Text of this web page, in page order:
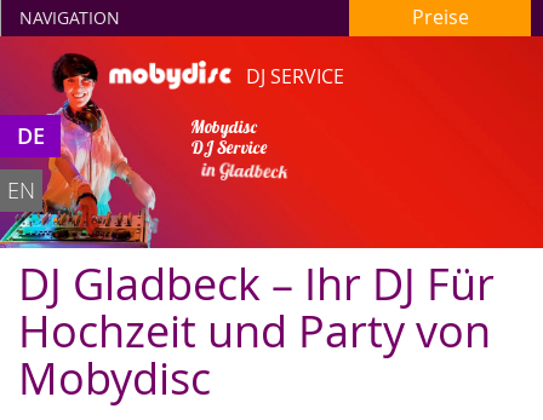
DJ SERVICE
Mobydisc
DJ Service
in Gladbeck
NAVIGATION Preise
DE
EN
DJ Gladbeck – Ihr DJ Für
Hochzeit und Party von
Mobydisc